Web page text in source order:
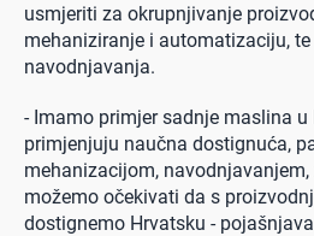
usmjeriti za okrupnjivanje
mehaniziranje i automatizaciju,
navodnjavanja.
- Imamo primjer sadnje maslina u
primjenjuju naučna dostignuća,
mehanizacijom,
možemo očekivati da s
dostignemo Hrvatsku -